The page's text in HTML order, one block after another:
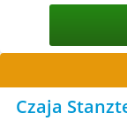
Czaja